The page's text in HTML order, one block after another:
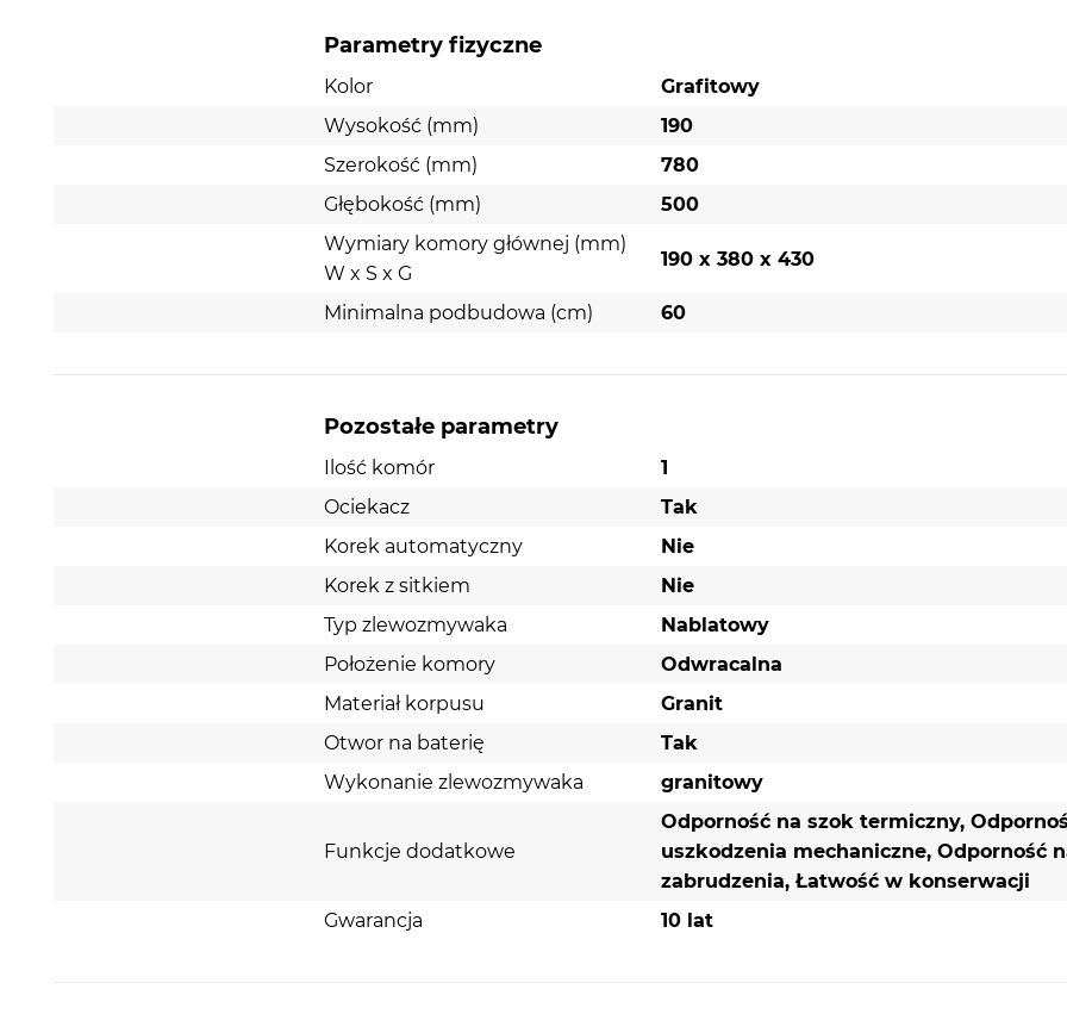
Parametry fizyczne
Kolor
Grafitowy
Wysokość (mm)
190
Szerokość (mm)
780
Głębokość (mm)
500
Wymiary komory głównej (mm)
W x S x G
190 x 380 x 430
Minimalna podbudowa (cm) 60
Pozostałe parametry
Ilość komór
1
Ociekacz
Tak
Korek automatyczny
Nie
Korek z sitkiem
Nie
Typ zlewozmywaka
Nablatowy
Położenie komory
Odwracalna
Materiał korpusu
Granit
Otwor na baterię
Tak
Wykonanie zlewozmywaka
granitowy
Funkcje dodatkowe
Odporność na szok termiczny,
uszkodzenia mechaniczne, Odporność
zabrudzenia, Łatwość w konserwacji
Gwarancja
10 lat